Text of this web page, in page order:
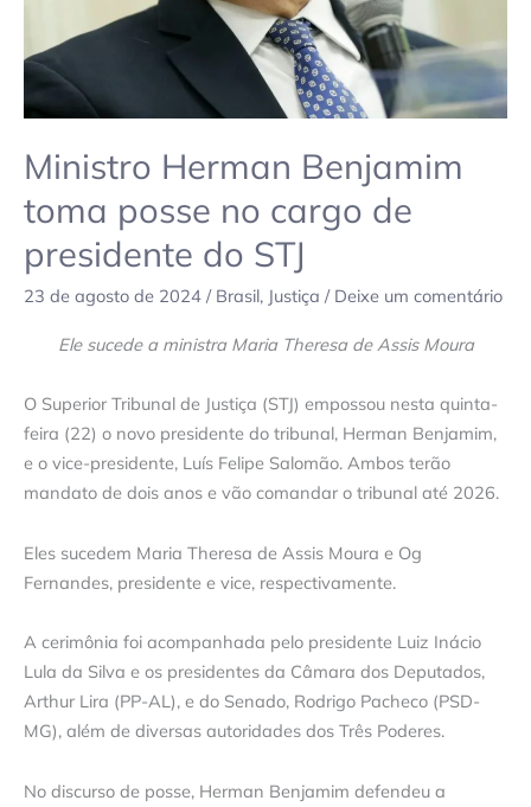
Ministro Herman Benjamim
toma posse no cargo de
presidente do STJ
23 de agosto de 2024 / Brasil, Justiça / Deixe um comentário
Ele sucede a ministra Maria Theresa de Assis Moura
O Superior Tribunal de Justiça (STJ) empossou nesta quinta-
feira (22) o novo presidente do tribunal, Herman Benjamim,
e o vice-presidente, Luís Felipe Salomão. Ambos terão
mandato de dois anos e vão comandar o tribunal até 2026.
Eles sucedem Maria Theresa de Assis Moura e Og
Fernandes, presidente e vice, respectivamente.
A cerimônia foi acompanhada pelo presidente Luiz Inácio
Lula da Silva e os presidentes da Câmara dos Deputados,
Arthur Lira (PP-AL), e do Senado, Rodrigo Pacheco (PSD-
MG), além de diversas autoridades dos Três Poderes.
No discurso de posse, Herman Benjamim defendeu a
STJ